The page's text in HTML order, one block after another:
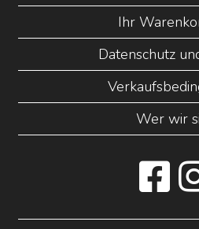
Ihr
Datenschutz
Wer wir